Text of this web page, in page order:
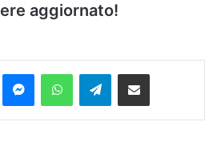
aggiornato!
MessengerWhatsAppTelegramCondividi via Email